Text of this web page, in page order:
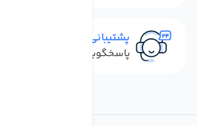
پشتیبانی سریع
پاسخگویی سریع به تماس‌ها و